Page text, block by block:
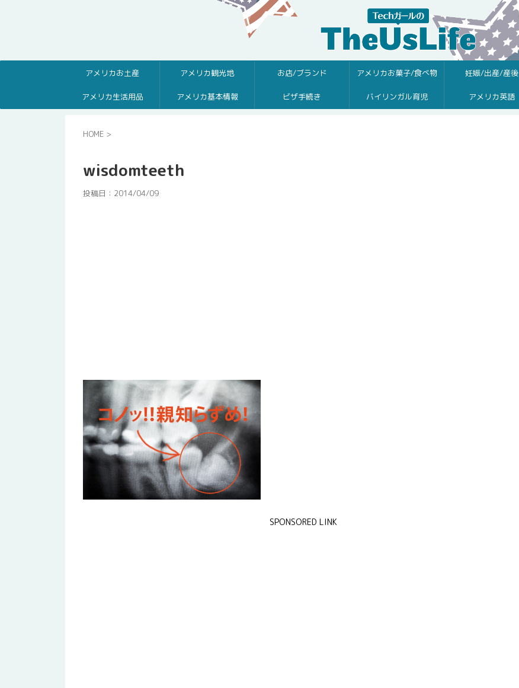
アメリカお土産 アメリカ観光地 お店/ブランド アメリカお菓子/食べ物 妊娠/出産/産後
アメリカ生活用品 アメリカ基本情報 ビザ手続き バイリンガル育児 アメリカ英語
HOME >
wisdomteeth
投稿日： 2014/04/09
SPONSORED LINK